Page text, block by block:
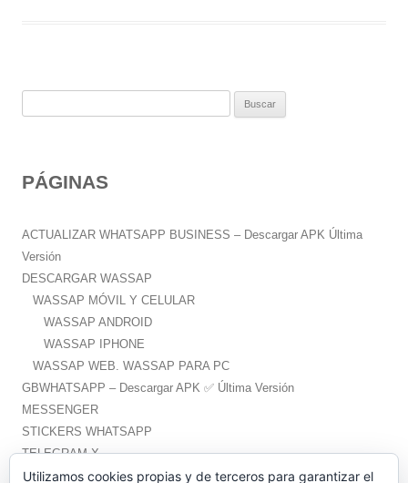
a
:
PÁGINAS
ACTUALIZAR WHATSAPP BUSINESS – Descargar APK Última
Versión
DESCARGAR WASSAP
WASSAP MÓVIL Y CELULAR
WASSAP ANDROID
WASSAP IPHONE
WASSAP WEB. WASSAP PARA PC
GBWHATSAPP – Descargar APK ✅️ Última Versión
MESSENGER
STICKERS WHATSAPP
TELEGRAM X
WHATSAPP PLUS – Descargar APK ✅️ Última Versión
Utilizamos cookies propias y de terceros para garantizar el